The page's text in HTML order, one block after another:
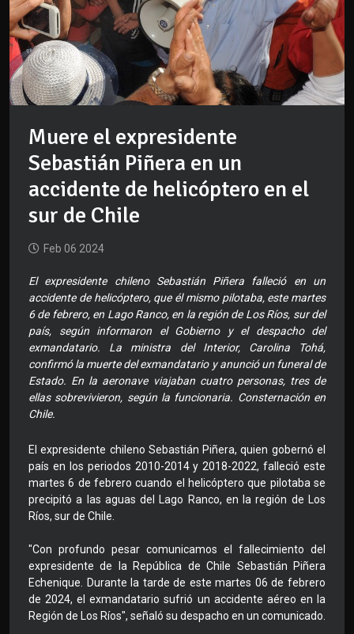
Muere el expresidente
Sebastián Piñera en un
accidente de helicóptero en el
sur de Chile
Feb 06 2024
El expresidente chileno Sebastián Piñera falleció en un
accidente de helicóptero, que él mismo pilotaba, este martes
6 de febrero, en Lago Ranco, en la región de Los Ríos, sur del
país, según informaron el Gobierno y el despacho del
exmandatario. La ministra del Interior, Carolina Tohá,
confirmó la muerte del exmandatario y anunció un funeral de
Estado. En la aeronave viajaban cuatro personas, tres de
ellas sobrevivieron, según la funcionaria. Consternación en
Chile.
El expresidente chileno Sebastián Piñera, quien gobernó el
país en los periodos 2010-2014 y 2018-2022, falleció este
martes 6 de febrero cuando el helicóptero que pilotaba se
precipitó a las aguas del Lago Ranco, en la región de Los
Ríos, sur de Chile.
"Con profundo pesar comunicamos el fallecimiento del
expresidente de la República de Chile Sebastián Piñera
Echenique. Durante la tarde de este martes 06 de febrero
de 2024, el exmandatario sufrió un accidente aéreo en la
Región de Los Ríos", señaló su despacho en un comunicado.